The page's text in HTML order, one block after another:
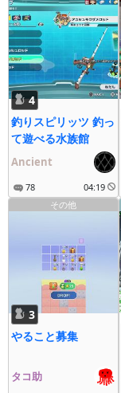
4
釣りスピリッツ 釣っ
て遊べる水族館
Ancient
78 04:19
その他
3
やること募集
タコ助